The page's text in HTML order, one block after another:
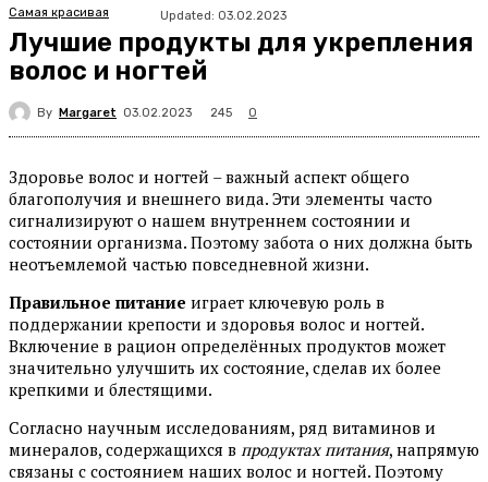
Самая красивая Updated: 03.02.2023
Лучшие продукты для укрепления
волос и ногтей
By Margaret 03.02.2023 245 0
Здоровье волос и ногтей – важный аспект общего
благополучия и внешнего вида. Эти элементы часто
сигнализируют о нашем внутреннем состоянии и
состоянии организма. Поэтому забота о них должна быть
неотъемлемой частью повседневной жизни.
Правильное питание играет ключевую роль в
поддержании крепости и здоровья волос и ногтей.
Включение в рацион определённых продуктов может
значительно улучшить их состояние, сделав их более
крепкими и блестящими.
Согласно научным исследованиям, ряд витаминов и
минералов, содержащихся в продуктах питания, напрямую
связаны с состоянием наших волос и ногтей. Поэтому